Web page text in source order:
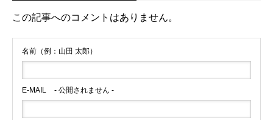
この記事へのコメントはありません。
名前（例：山田 太郎）
E-MAIL - 公開されません -